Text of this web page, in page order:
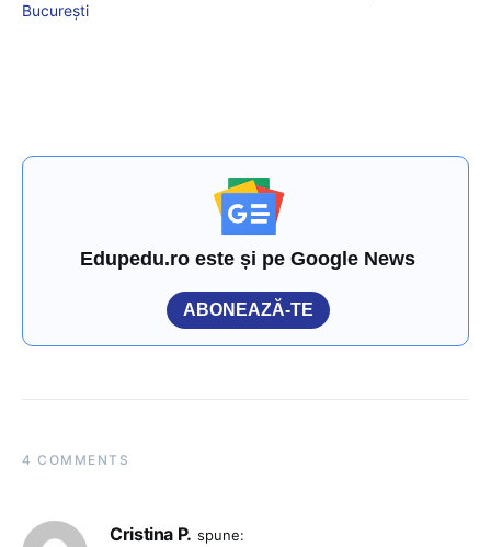
București
Edupedu.ro este și pe Google News
ABONEAZĂ-TE
4 COMMENTS
Cristina P. spune: